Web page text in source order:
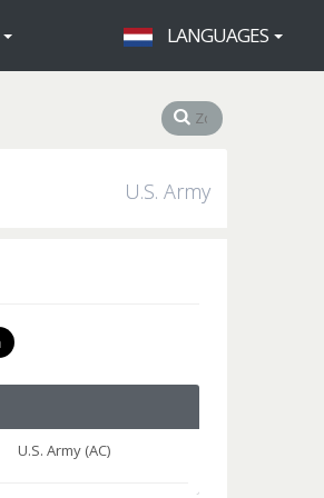
LANGUAGES
U.S. Army
U.S. Army (AC)